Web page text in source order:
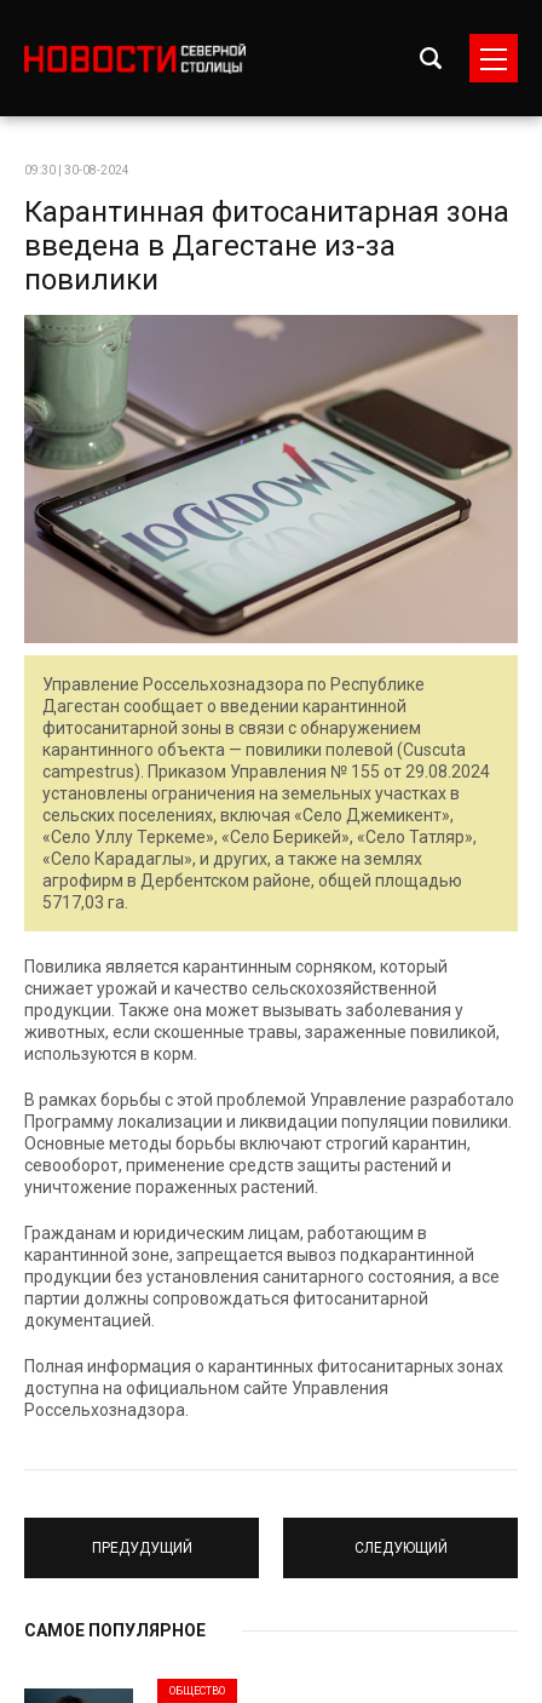
09:30 | 30-08-2024
Карантинная фитосанитарная зона
введена в Дагестане из-за
повилики
Управление Россельхознадзора по Республике
Дагестан сообщает о введении карантинной
фитосанитарной зоны в связи с обнаружением
карантинного объекта — повилики полевой (Cuscuta
campestrus). Приказом Управления № 155 от 29.08.2024
установлены ограничения на земельных участках в
сельских поселениях, включая «Село Джемикент»,
«Село Уллу Теркеме», «Село Берикей», «Село Татляр»,
«Село Карадаглы», и других, а также на землях
агрофирм в Дербентском районе, общей площадью
5717,03 га.
Повилика является карантинным сорняком, который
снижает урожай и качество сельскохозяйственной
продукции. Также она может вызывать заболевания у
животных, если скошенные травы, зараженные повиликой,
используются в корм.
В рамках борьбы с этой проблемой Управление разработало
Программу локализации и ликвидации популяции повилики.
Основные методы борьбы включают строгий карантин,
севооборот, применение средств защиты растений и
уничтожение пораженных растений.
Гражданам и юридическим лицам, работающим в
карантинной зоне, запрещается вывоз подкарантинной
продукции без установления санитарного состояния, а все
партии должны сопровождаться фитосанитарной
документацией.
Полная информация о карантинных фитосанитарных зонах
доступна на официальном сайте Управления
Россельхознадзора.
ПРЕДУДУЩИЙ СЛЕДУЮЩИЙ
САМОЕ ПОПУЛЯРНОЕ
ОБЩЕСТВО